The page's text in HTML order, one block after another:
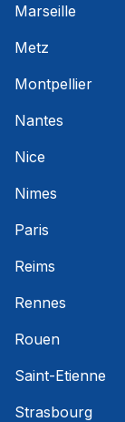
Marseille
Metz
Montpellier
Nantes
Nice
Nimes
Paris
Reims
Rennes
Rouen
Saint-Etienne
Strasbourg